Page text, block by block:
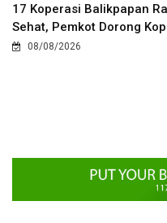
17 Koperasi Balikpapan
Sehat, Pemkot Dorong
08/08/2026